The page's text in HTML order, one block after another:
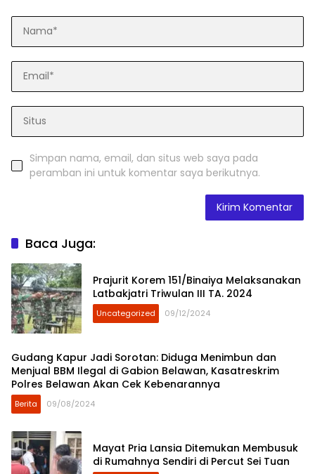
Simpan nama, email, dan situs web saya pada
peramban ini untuk komentar saya berikutnya.
Baca Juga:
Prajurit Korem 151/Binaiya Melaksanakan
Latbakjatri Triwulan III TA. 2024
Uncategorized 09/12/2024
Gudang Kapur Jadi Sorotan: Diduga Menimbun dan
Menjual BBM Ilegal di Gabion Belawan, Kasatreskrim
Polres Belawan Akan Cek Kebenarannya
Berita 09/08/2024
Mayat Pria Lansia Ditemukan Membusuk
di Rumahnya Sendiri di Percut Sei Tuan